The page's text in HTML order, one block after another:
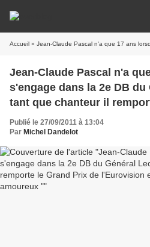
Accueil » Jean-Claude Pascal n'a que 17 ans lorsqu'il s'engage dans la 2e DB du Général Leclerc. En tant
Jean-Claude Pascal n'a
s'engage dans la 2e DB du
tant que chanteur il
l'Eurovision en 1961 avec "
"
Publié le 27/09/2011 à 13:04
Par Michel Dandelot